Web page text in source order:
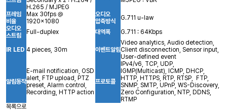
H.265 / MJPEG
프레임
비율
Max 30fps @
1920x1080
오디오
압축방식
G.711 u-law
오디오
스트림
Full-duplex 대역폭 G.711 : 64Kbps
IR LED 4 pieces, 30m 이벤트알림
Video analytics, Audio detection,
Client disconnection, Sensor input,
User-defined event
알림동작
E-mail notification, OSD
alert, FTP upload, PTZ
preset, Alarm control,
Recording, HTTP action
프로토콜
IPv4/v6, TCP, UDP,
IGMP(Multicast), ICMP, DHCP,
HTTP, HTTPS, RTP, RTSP, FTP,
SNMP, SMTP, UPnP, WS-Discovery,
Zero Configuration, NTP, DDNS,
RTMP
목록으로